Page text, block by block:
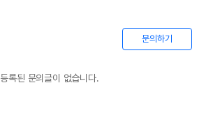
문의하기
등록된 문의글이 없습니다.